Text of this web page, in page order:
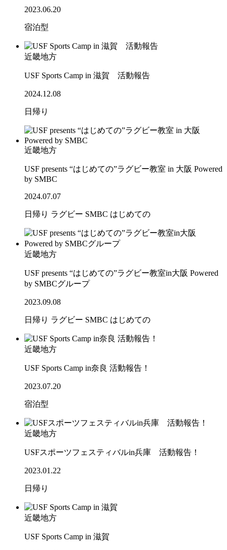
2023.06.20
宿泊型
近畿地方
USF Sports Camp in 滋賀 活動報告
2024.12.08
日帰り
近畿地方
USF presents “はじめての”ラグビー教室 in 大阪 Powered
by SMBC
2024.07.07
日帰り ラグビー SMBC はじめての
近畿地方
USF presents “はじめての”ラグビー教室in大阪 Powered
by SMBCグループ
2023.09.08
日帰り ラグビー SMBC はじめての
近畿地方
USF Sports Camp in奈良 活動報告！
2023.07.20
宿泊型
近畿地方
USFスポーツフェスティバルin兵庫 活動報告！
2023.01.22
日帰り
近畿地方
USF Sports Camp in 滋賀